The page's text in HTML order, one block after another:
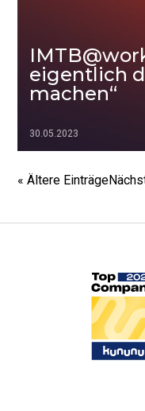
eigentlich
machen“
30.05.2023
▷▷▷
« Ältere Einträge